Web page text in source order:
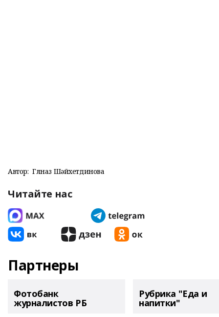
Автор: Гөлназ Шәйхетдинова
Читайте нас
Партнеры
Фотобанк
журналистов РБ
Рубрика "Еда и
напитки"